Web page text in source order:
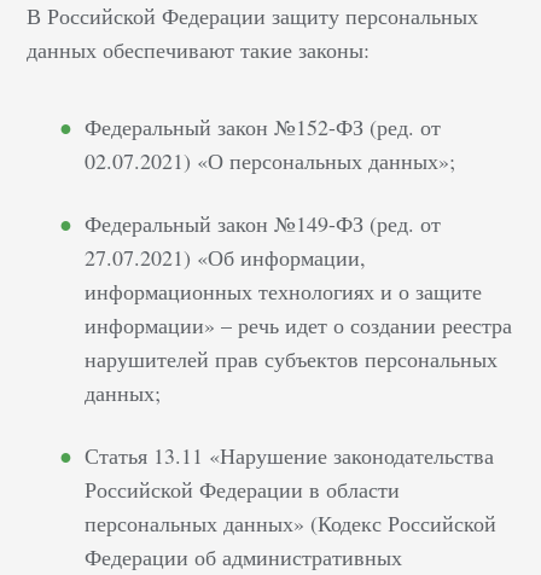
В Российской Федерации защиту персональных
данных обеспечивают такие законы:
Федеральный закон №152-ФЗ (ред. от
02.07.2021) «О персональных данных»;
Федеральный закон №149-ФЗ (ред. от
27.07.2021) «Об информации,
информационных технологиях и о защите
информации» – речь идет о создании реестра
нарушителей прав субъектов персональных
данных;
Статья 13.11 «Нарушение законодательства
Российской Федерации в области
персональных данных» (Кодекс Российской
Федерации об административных